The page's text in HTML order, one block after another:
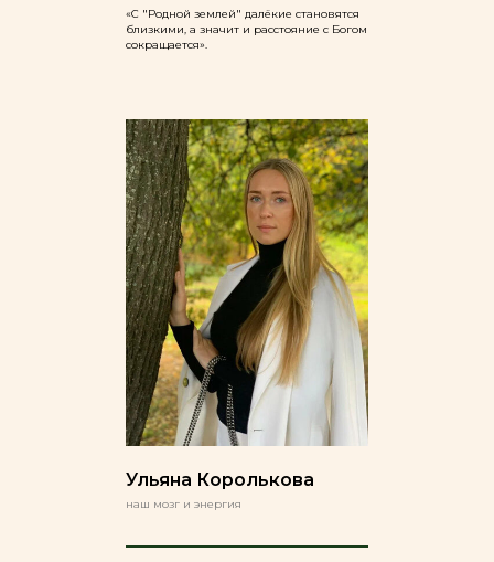
«С "Родной землей" далёкие становятся
близкими, а значит и расстояние с Богом
сокращается».
Ульяна Королькова
наш мозг и энергия